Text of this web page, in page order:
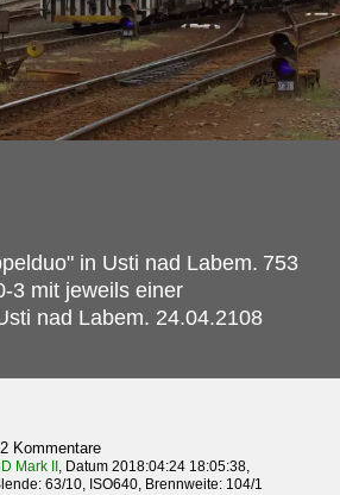
in Usti nad Labem. 753
3 mit jeweils einer
nad Labem. 24.04.2108
Kommentare
Mark II , Datum 2018:04:24 18:05:38,
63/10, ISO640, Brennweite: 104/1